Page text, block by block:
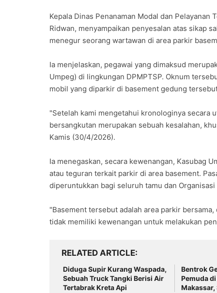
Kepala Dinas Penanaman Modal dan Pelayanan
Ridwan, menyampaikan penyesalan atas sikap
menegur seorang wartawan di area parkir
Ia menjelaskan, pegawai yang dimaksud
Umpeg) di lingkungan DPMPTSP. Oknum
mobil yang diparkir di basement gedung
"Setelah kami mengetahui kronologinya secara
bersangkutan merupakan sebuah kesalahan,
Kamis (30/4/2026).
Ia menegaskan, secara kewenangan, Kasubag
atau teguran terkait parkir di area basement.
diperuntukkan bagi seluruh tamu dan
"Basement tersebut adalah area parkir
tidak memiliki kewenangan untuk melakukan
RELATED ARTICLE
Diduga Supir Kurang Waspada,
Sebuah Truck Tangki Berisi Air
Tertabrak Kreta Api
Bentrok
Pemuda
Makassar,